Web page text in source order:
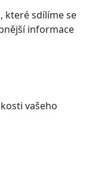
které sdílíme se
informace
vašeho